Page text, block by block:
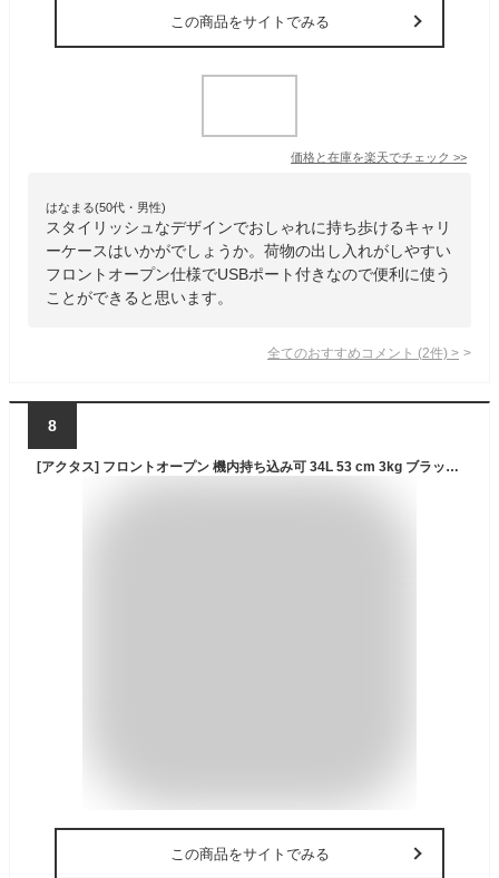
この商品をサイトでみる
価格と在庫を楽天でチェック >>
はなまる(50代・男性)
スタイリッシュなデザインでおしゃれに持ち歩けるキャリ
ーケースはいかがでしょうか。荷物の出し入れがしやすい
フロントオープン仕様でUSBポート付きなので便利に使う
ことができると思います。
全てのおすすめコメント (2件) >
8
[アクタス] フロントオープン 機内持ち込み可 34L 53 cm 3kg ブラックカーボン
この商品をサイトでみる